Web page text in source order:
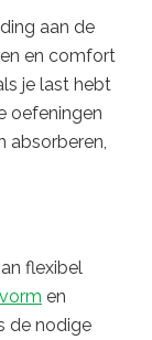
aan de
en comfort
je last hebt
oefeningen
absorberen,
flexibel
en
de nodige